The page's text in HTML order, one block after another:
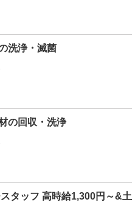
洗浄・滅菌
の回収・洗浄
タッフ 高時給1,300円～&土